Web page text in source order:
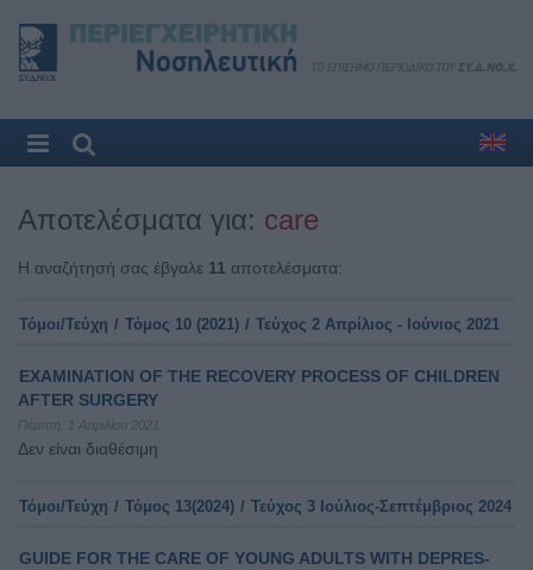
Αποτελέσματα για: care
Η αναζήτησή σας έβγαλε 11 αποτελέσματα:
Τόμοι/Τεύχη / Τόμος 10 (2021) / Τεύχος 2 Απρίλιος - Ιούνιος 2021
EXAMINATION OF THE RECOVERY PROCESS OF CHILDREN
AFTER SURGERY
Πέμπτη, 1 Απριλίου 2021
Δεν είναι διαθέσιμη
Τόμοι/Τεύχη / Τόμος 13(2024) / Τεύχος 3 Ιούλιος-Σεπτέμβριος 2024
GUIDE FOR THE CARE OF YOUNG ADULTS WITH DEPRES-